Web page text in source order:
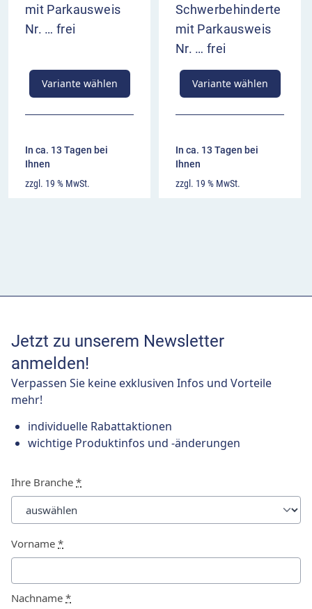
mit Parkausweis
Nr. … frei
Variante wählen
In ca. 13 Tagen bei
Ihnen
zzgl. 19 % MwSt.
Schwerbehinderte
mit Parkausweis
Nr. … frei
Variante wählen
In ca. 13 Tagen bei
Ihnen
zzgl. 19 % MwSt.
Jetzt zu unserem Newsletter
anmelden!
Verpassen Sie keine exklusiven Infos und Vorteile
mehr!
individuelle Rabattaktionen
wichtige Produktinfos und -änderungen
Ihre Branche *
Vorname *
Nachname *